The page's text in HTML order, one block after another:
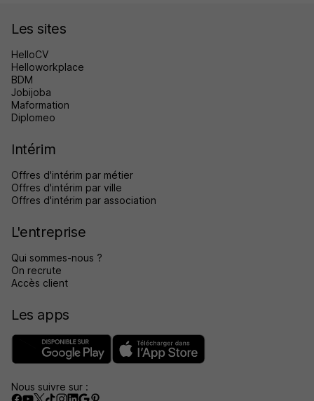
Les sites
HelloCV
Helloworkplace
BDM
Jobijoba
Maformation
Diplomeo
Intérim
Offres d'intérim par métier
Offres d'intérim par ville
Offres d'intérim par association
L'entreprise
Qui sommes-nous ?
On recrute
Accès client
Les apps
Nous suivre sur :